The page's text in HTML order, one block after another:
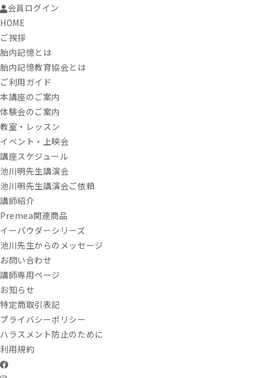
会員ログイン
HOME
ご挨拶
胎内記憶とは
胎内記憶教育協会とは
ご利用ガイド
本講座のご案内
体験会のご案内
教室・レッスン
イベント・上映会
講座スケジュール
池川明先生講演会
池川明先生講演会ご依頼
講師紹介
Premea関連商品
イーパウダーシリーズ
池川先生からのメッセージ
お問い合わせ
講師専用ページ
お知らせ
特定商取引表記
プライバシーポリシー
ハラスメント防止のために
利用規約